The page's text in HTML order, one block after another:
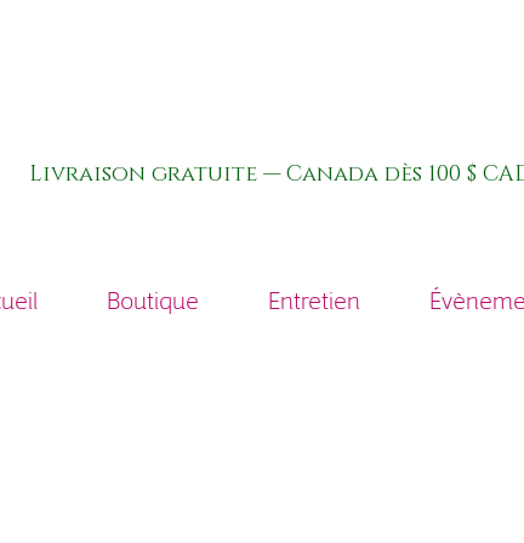
Livraison gratuite — Canada dès 100 $ CAD
Boutique Entretien